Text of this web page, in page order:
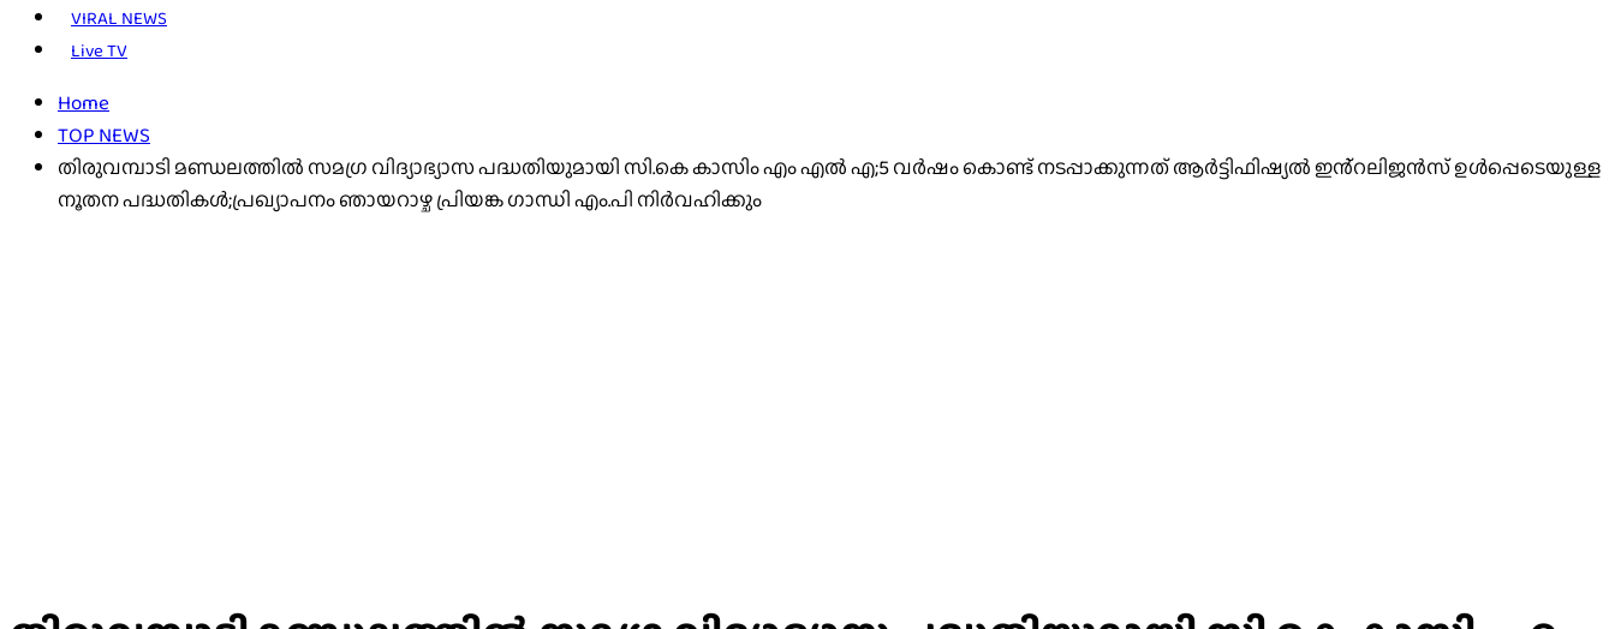
VIRAL NEWS
Live TV
Home
TOP NEWS
തിരുവമ്പാടി മണ്ഡലത്തിൽ സമഗ്ര വിദ്യാഭ്യാസ പദ്ധതിയുമായി സി.കെ കാസിം എം എൽ എ;5 വർഷം കൊണ്ട് നടപ്പാക്കുന്നത് ആർട്ടിഫിഷ്യൽ ഇൻ്റലിജൻസ് ഉൾപ്പെടെയുള്ള
നൂതന പദ്ധതികൾ;പ്രഖ്യാപനം ഞായറാഴ്ച പ്രിയങ്ക ഗാന്ധി എം.പി നിർവഹിക്കും